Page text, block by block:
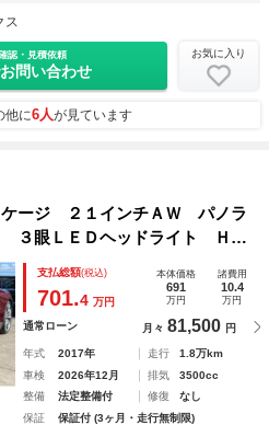
ス
認・見積依頼
問い合わせ
お気に入り
他に6人が見ています
ージ ２１インチＡＷ パノラ
３眼ＬＥＤヘッドライト ＨＵ
クリアランスソナー オー
ンアシスト 衝突被害軽減シス
支払総額(税込)
701.4 万円
本体価格
691
万円
諸費用
10.4
万円
通常ローン 月々 81,500 円
年式 2017年 走行
1.8万km
車検
2026年12月 排気
3500cc
整備
法定整備付 修復
なし
保証
保証付 (3ヶ月・走行無制限)